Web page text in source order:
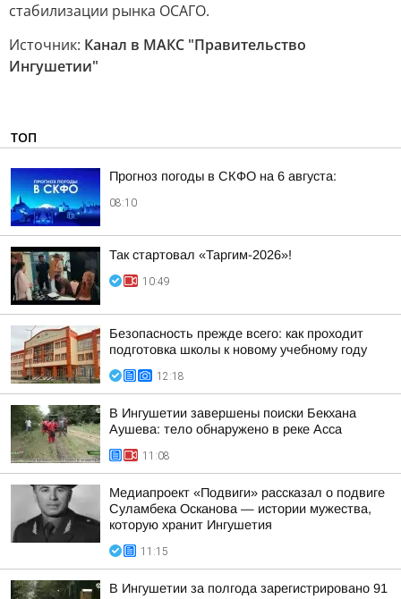
стабилизации рынка ОСАГО.
Источник: Канал в МАКС "Правительство
Ингушетии"
ТОП
Прогноз погоды в СКФО на 6 августа:
08:10
Так стартовал «Таргим-2026»!
10:49
Безопасность прежде всего: как проходит
подготовка школы к новому учебному году
12:18
В Ингушетии завершены поиски Бекхана
Аушева: тело обнаружено в реке Асса
11:08
Медиапроект «Подвиги» рассказал о подвиге
Суламбека Осканова — истории мужества,
которую хранит Ингушетия
11:15
В Ингушетии за полгода зарегистрировано 91